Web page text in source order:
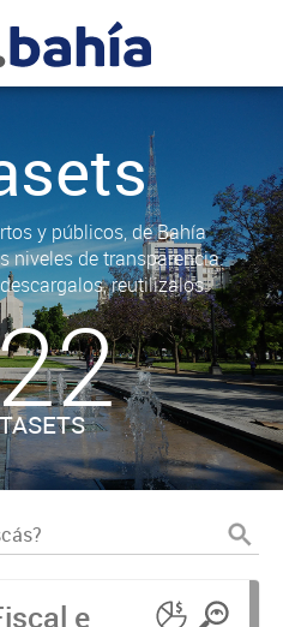
y públicos, de Bahía
niveles de transparencia.
reutilizalos.
e